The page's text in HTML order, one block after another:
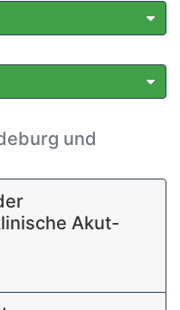
und
Akut-